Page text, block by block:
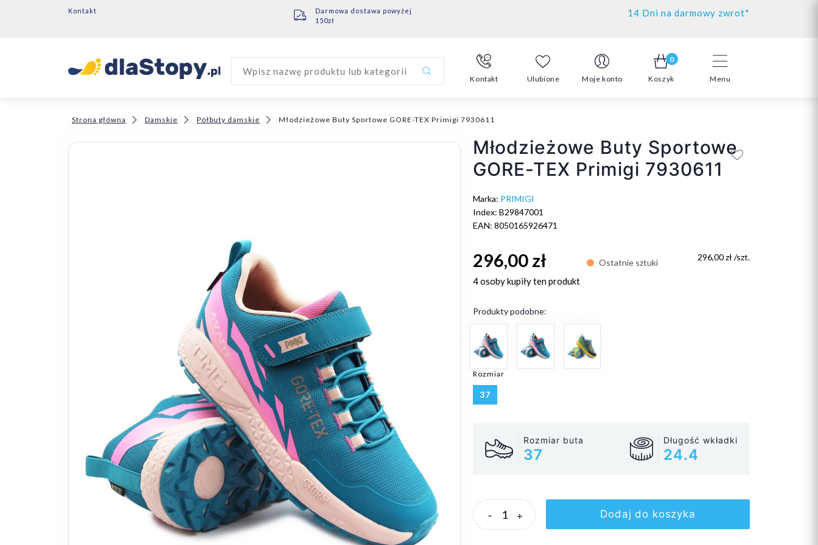
Kontakt
Darmowa dostawa powyżej
150zł
14 Dni na darmowy zwrot*
Menu
Wpisz nazwę produktu lub kategorii
Kontakt Ulubione Moje konto
0
Koszyk
Strona główna Damskie Półbuty damskie Młodzieżowe Buty Sportowe GORE-TEX Primigi 7930611
Młodzieżowe Buty Sportowe
GORE-TEX Primigi 7930611
Marka: PRIMIGI
Index: B29847001
EAN: 8050165926471
296,00 zł Ostatnie sztuki
296,00 zł /szt.
4 osobykupiły ten produkt
Produkty podobne:
Rozmiar
37
Rozmiar buta
37
Długość wkładki
24.4
- + Dodaj do koszyka